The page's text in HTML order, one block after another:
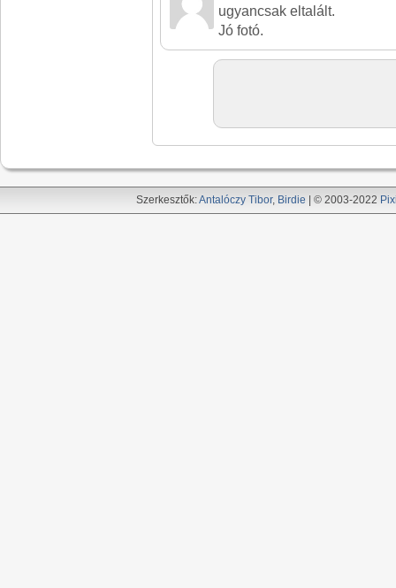
ugyancsak eltalált.
Jó fotó.
Szerkesztők:Antalóczy Tibor, Birdie | © 2003-2022